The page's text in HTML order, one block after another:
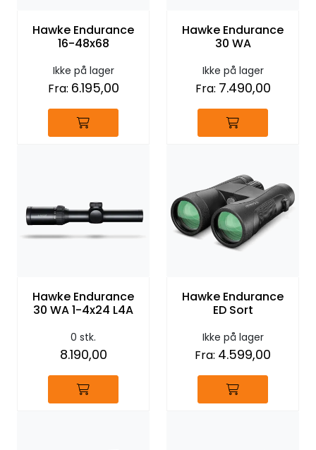
Hawke Endurance
16-48x68
Ikke på lager
Fra: 6.195,00
Hawke Endurance
30 WA
Ikke på lager
Fra: 7.490,00
Hawke Endurance
30 WA 1-4x24 L4A
0 stk.
8.190,00
Hawke Endurance
ED Sort
Ikke på lager
Fra: 4.599,00